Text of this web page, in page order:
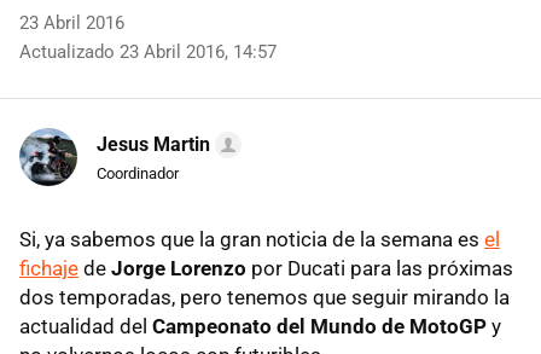
23 Abril 2016
Actualizado 23 Abril 2016, 14:57
Jesus Martin
Coordinador
Si, ya sabemos que la gran noticia de la semana es el
fichaje de Jorge Lorenzo por Ducati para las próximas
dos temporadas, pero tenemos que seguir mirando la
actualidad del Campeonato del Mundo de MotoGP y